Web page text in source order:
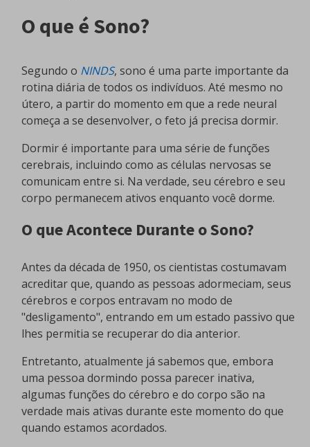
O que é Sono?
Segundo o NINDS, sono é uma parte importante da
rotina diária de todos os indivíduos. Até mesmo no
útero, a partir do momento em que a rede neural
começa a se desenvolver, o feto já precisa dormir.
Dormir é importante para uma série de funções
cerebrais, incluindo como as células nervosas se
comunicam entre si. Na verdade, seu cérebro e seu
corpo permanecem ativos enquanto você dorme.
O que Acontece Durante o Sono?
Antes da década de 1950, os cientistas costumavam
acreditar que, quando as pessoas adormeciam, seus
cérebros e corpos entravam no modo de
"desligamento", entrando em um estado passivo que
lhes permitia se recuperar do dia anterior.
Entretanto, atualmente já sabemos que, embora
uma pessoa dormindo possa parecer inativa,
algumas funções do cérebro e do corpo são na
verdade mais ativas durante este momento do que
quando estamos acordados.